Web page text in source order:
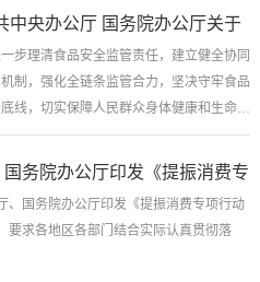
部门结合
实际认真
贯彻落
实。
中央办公厅 国务院办公厅关于
步强化食品安全全链条监管的
步理清食品安全监管责任，建立健全协同
制，强化全链条监管合力，坚决守牢食品
线，切实保障人民群众身体健康和生命安
党中央、国务院同意，现提出如...
务院办公厅印发《提振消费专
、国务院办公厅印发《提振消费专项行动
要求各地区各部门结合实际认真贯彻落